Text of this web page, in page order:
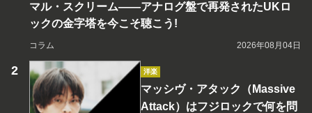
マル・スクリーム――アナログ盤で再発されたUKロ
ックの金字塔を今こそ聴こう!
コラム 2026年08月04日
洋楽
マッシヴ・アタック（Massive
Attack）はフジロックで何を問